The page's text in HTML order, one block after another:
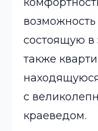
состоящую в
также
с
краеведом.